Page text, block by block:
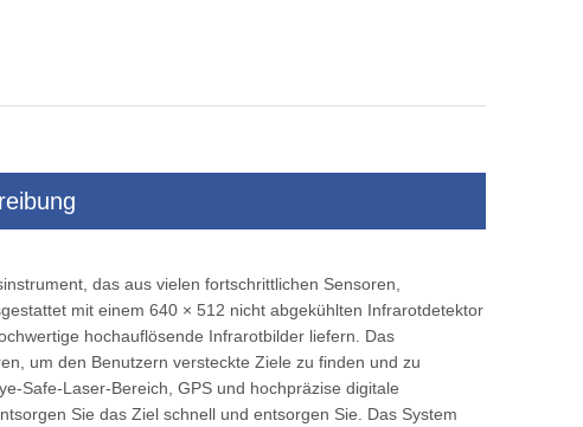
das aus vielen fortschrittlichen Sensoren,
mit einem 640 × 512 nicht abgekühlten Infrarotdetektor
hochauflösende Infrarotbilder liefern. Das
um den Benutzern versteckte Ziele zu finden und zu
Safe-Laser-Bereich, GPS und hochpräzise digitale
Sie das Ziel schnell und entsorgen Sie. Das System